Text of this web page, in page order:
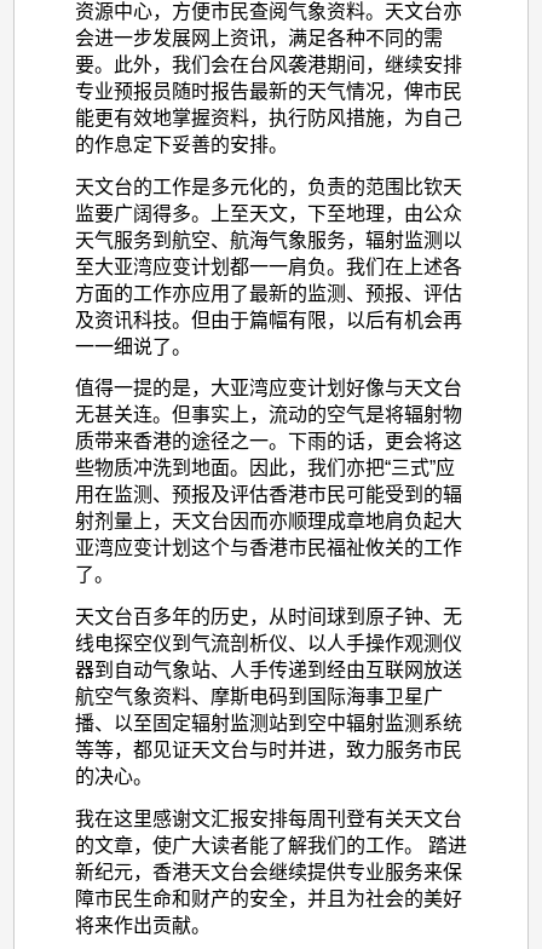
资源中心，方便市民查阅气象资料。天文台亦
会进一步发展网上资讯，满足各种不同的需
要。此外，我们会在台风袭港期间，继续安排
专业预报员随时报告最新的天气情况，俾市民
能更有效地掌握资料，执行防风措施，为自己
的作息定下妥善的安排。
天文台的工作是多元化的，负责的范围比钦天
监要广阔得多。上至天文，下至地理，由公众
天气服务到航空、航海气象服务，辐射监测以
至大亚湾应变计划都一一肩负。我们在上述各
方面的工作亦应用了最新的监测、预报、评估
及资讯科技。但由于篇幅有限，以后有机会再
一一细说了。
值得一提的是，大亚湾应变计划好像与天文台
无甚关连。但事实上，流动的空气是将辐射物
质带来香港的途径之一。下雨的话，更会将这
些物质冲洗到地面。因此，我们亦把“三式”应
用在监测、预报及评估香港市民可能受到的辐
射剂量上，天文台因而亦顺理成章地肩负起大
亚湾应变计划这个与香港市民福祉攸关的工作
了。
天文台百多年的历史，从时间球到原子钟、无
线电探空仪到气流剖析仪、以人手操作观测仪
器到自动气象站、人手传递到经由互联网放送
航空气象资料、摩斯电码到国际海事卫星广
播、以至固定辐射监测站到空中辐射监测系统
等等，都见证天文台与时并进，致力服务市民
的决心。
我在这里感谢文汇报安排每周刊登有关天文台
的文章，使广大读者能了解我们的工作。 踏进
新纪元，香港天文台会继续提供专业服务来保
障市民生命和财产的安全，并且为社会的美好
将来作出贡献。